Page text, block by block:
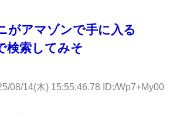
がアマゾンで手に入る
検索してみそ
08/14(木) 15:55:46.78 ID:/Wp7+My00